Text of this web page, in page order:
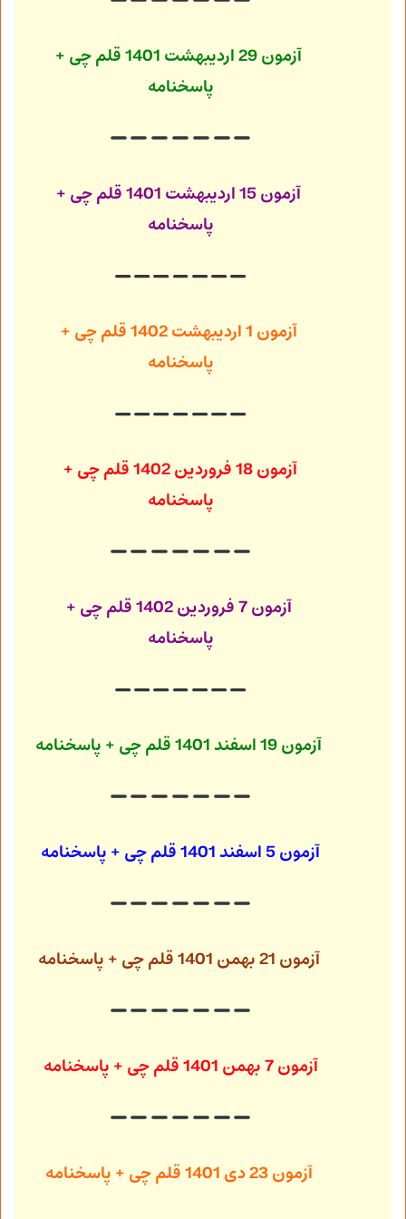
آزمون 29 اردیبهشت 1401
قلم چی +
پاسخنامه
آزمون 15 اردیبهشت 1401
قلم چی +
پاسخنامه
آزمون 1 اردیبهشت 1402
قلم چی +
پاسخنامه
آزمون 18 فروردین 1402
قلم چی +
پاسخنامه
آزمون 7 فروردین 1402
قلم چی +
پاسخنامه
آزمون 19 اسفند 1401 قلم چی + پاسخنامه
آزمون 5 اسفند 1401 قلم چی + پاسخنامه
آزمون 21 بهمن 1401 قلم چی + پاسخنامه
آزمون 7 بهمن 1401 قلم چی + پاسخنامه
آزمون 23 دی 1401 قلم چی + پاسخنامه